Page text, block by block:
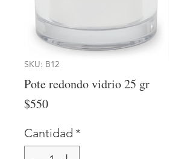
SKU: B12
Pote redondo vidrio 25 gr
$550Precio
Cantidad *